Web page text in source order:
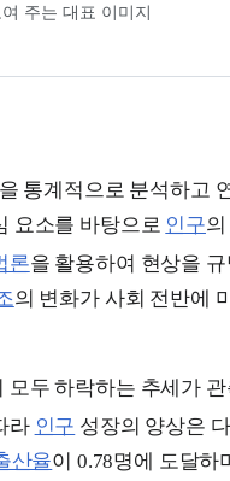
주는 대표 이미지
을 통계적으로 분석하고
요소를 바탕으로 인구
론을 활용하여 현상을
의 변화가 사회 전반에
모두 하락하는 추세가
라 인구 성장의 양상은
산율이 0.78명에 도달하